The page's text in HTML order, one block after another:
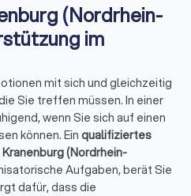
(Nordrhein-
im
mit sich und gleichzeitig
Sie treffen müssen. In einer
wenn Sie sich auf einen
können. Einqualifiziertes
(Nordrhein-
Aufgaben, berät Sie
dafür, dass die